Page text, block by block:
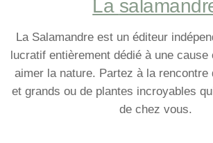
La
La Salamandre est un éditeur
lucratif entièrement dédié à une
aimer la nature. Partez à la rencontre
et grands ou de plantes incroyables
de chez vous.